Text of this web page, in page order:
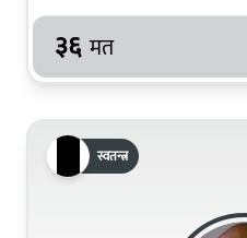
३६ मत
स्वतन्त्र